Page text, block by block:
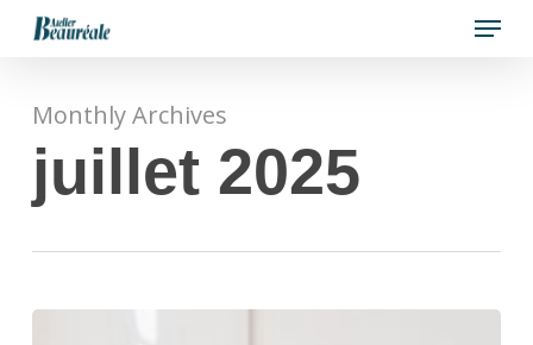
Skip
content
Menu
Monthly Archives
juillet 2025